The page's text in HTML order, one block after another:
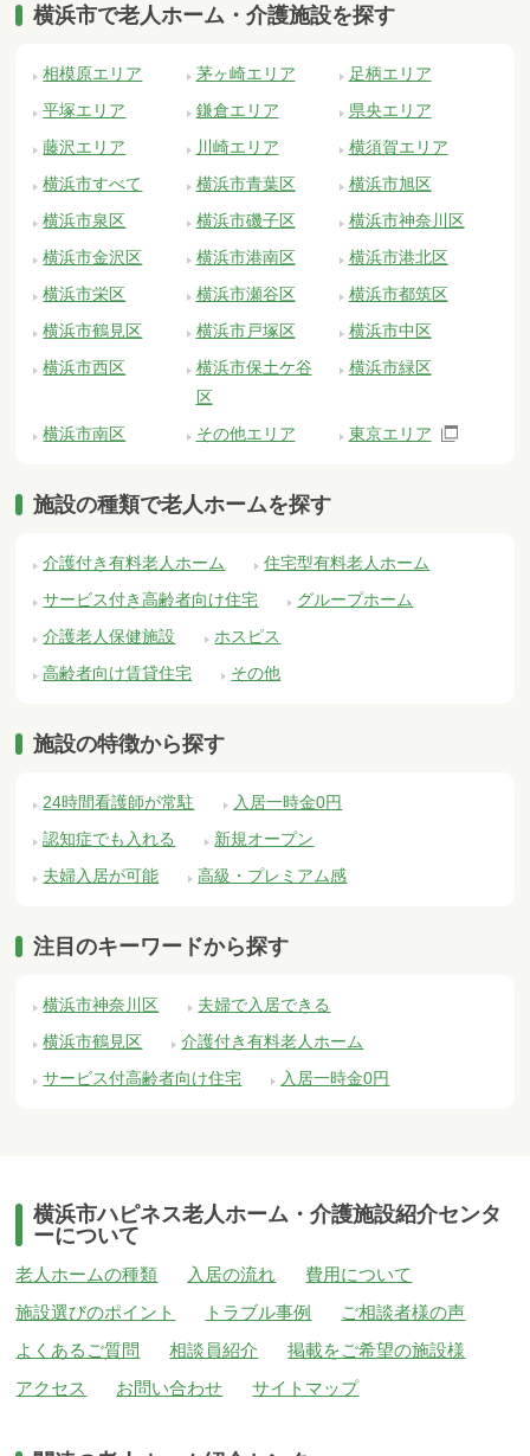
横浜市で老人ホーム・介護施設を探す
相模原エリア 茅ヶ崎エリア
足柄エリア
平塚エリア
鎌倉エリア
県央エリア
藤沢エリア
川崎エリア
横須賀エリア
横浜市すべて
横浜市青葉区
横浜市旭区
横浜市泉区
横浜市磯子区
横浜市神奈川区
横浜市金沢区
横浜市港南区
横浜市港北区
横浜市栄区
横浜市瀬谷区
横浜市都筑区
横浜市鶴見区
横浜市戸塚区
横浜市中区
横浜市西区
横浜市保土ケ谷
区
横浜市緑区
横浜市南区 その他エリア 東京エリア
施設の種類で老人ホームを探す
介護付き有料老人ホーム
住宅型有料老人ホーム
サービス付き高齢者向け住宅
グループホーム
介護老人保健施設
ホスピス
高齢者向け賃貸住宅
その他
施設の特徴から探す
24時間看護師が常駐
入居一時金0円
認知症でも入れる
新規オープン
夫婦入居が可能
高級・プレミアム感
注目のキーワードから探す
横浜市神奈川区
夫婦で入居できる
横浜市鶴見区
介護付き有料老人ホーム
サービス付高齢者向け住宅
入居一時金0円
横浜市ハピネス老人ホーム・介護施設紹介センタ
ーについて
老人ホームの種類 入居の流れ
費用について
施設選びのポイント
トラブル事例
ご相談者様の声
よくあるご質問
相談員紹介
掲載をご希望の施設様
アクセス
お問い合わせ サイトマップ